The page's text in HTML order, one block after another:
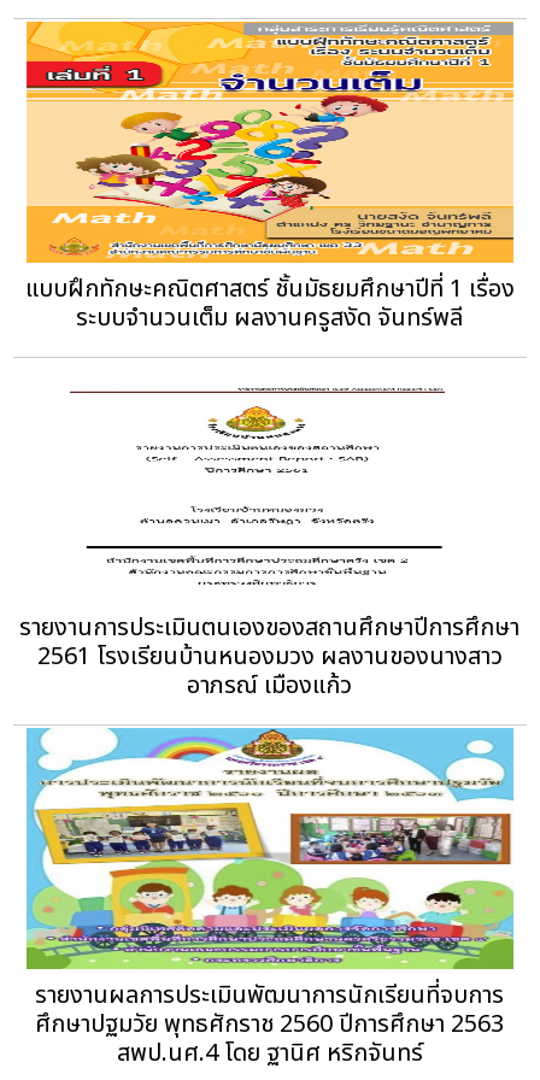
แบบฝึกทักษะคณิตศาสตร์ ชั้นมัธยมศึกษาปีที่ 1 เรื่อง
ระบบจำนวนเต็ม ผลงานครูสงัด จันทร์พลี
รายงานการประเมินตนเองของสถานศึกษาปีการศึกษา
2561 โรงเรียนบ้านหนองมวง ผลงานของนางสาว
อาภรณ์ เมืองแก้ว
รายงานผลการประเมินพัฒนาการนักเรียนที่จบการ
ศึกษาปฐมวัย พุทธศักราช 2560 ปีการศึกษา 2563
สพป.นศ.4 โดย ฐานิศ หริกจันทร์